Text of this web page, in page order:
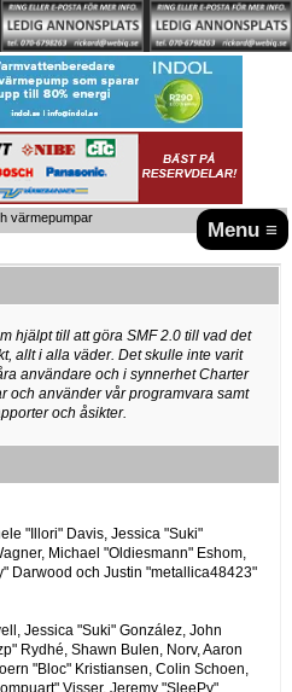
Menu ≡
värmepumpar
hjälpt till att göra SMF 2.0 till vad det
allt i alla väder. Det skulle inte varit
användare och i synnerhet Charter
och använder vår programvara samt
och åsikter.
"Illori" Davis, Jessica "Suki"
Michael "Oldiesmann" Eshom,
Darwood och Justin "metallica48423"
Jessica "Suki" González, John
Rydhé, Shawn Bulen, Norv, Aaron
"Bloc" Kristiansen, Colin Schoen,
Visser, Jeremy "SleePy"